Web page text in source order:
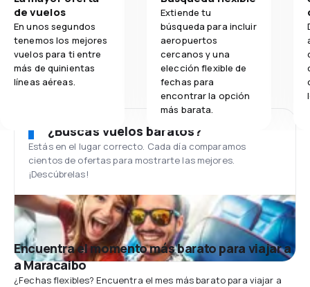
de vuelos
En unos segundos
tenemos los mejores
vuelos para ti entre
más de quinientas
líneas aéreas.
Extiende tu
búsqueda para incluir
aeropuertos
cercanos y una
elección flexible de
fechas para
encontrar la opción
más barata.
¿Buscas vuelos baratos?
Estás en el lugar correcto. Cada día comparamos
cientos de ofertas para mostrarte las mejores.
¡Descúbrelas!
Encuentra el momento más barato para viajar a
a Maracaibo
¿Fechas flexibles? Encuentra el mes más barato para viajar a